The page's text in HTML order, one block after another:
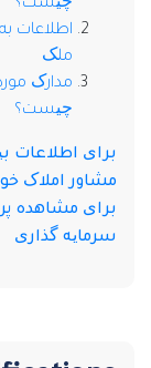
چیست؟
اطلاعات
ملک
مدارک
چیست؟
برای اطلاعات
مشاور املاک
برای مشاهده
سرمایه گذاری